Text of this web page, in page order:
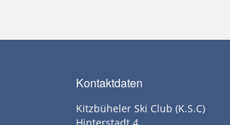
Kontaktdaten
Kitzbüheler Ski Club (K.S.C)